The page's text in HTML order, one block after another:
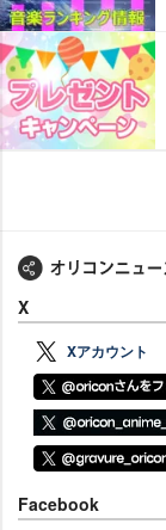
X
Xアカウント
Facebook